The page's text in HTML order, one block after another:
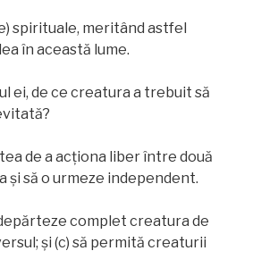
spirituale, meritând astfel
în această lume.
ei, de ce creatura a trebuit să
de a acționa liber între două
și să o urmeze independent.
complet creatura de
și (c) să permită creaturii